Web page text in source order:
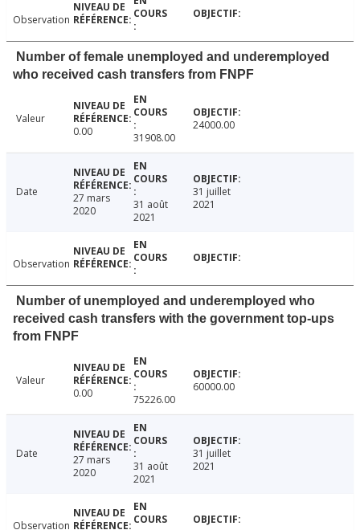
Observation
Number of female unemployed and underemployed
who received cash transfers from FNPF
Valeur
0.00
31908.00
24000.00
Date
27 mars
2020
31 août
2021
31 juillet
2021
Observation
Number of unemployed and underemployed who
received cash transfers with the government top-ups
from FNPF
Valeur
0.00
75226.00
60000.00
Date
27 mars
2020
31 août
2021
31 juillet
2021
Observation